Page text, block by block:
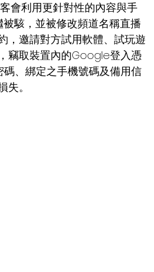
駭，並被修改頻道名稱直播
，邀請對方試用軟體、試玩遊
竊取裝置內的Google登入憑
、綁定之手機號碼及備用信
。